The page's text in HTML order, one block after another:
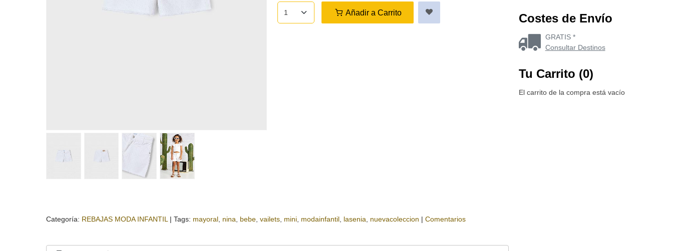
Añadir a Carrito
Categoría: REBAJAS MODA INFANTIL | Tags: mayoral nina bebe vailets mini modainfantil lasenia nuevacoleccion | Comentarios
Costes de Envío
GRATIS *
Consultar Destinos
Tu Carrito (0)
El carrito de la compra está vacío